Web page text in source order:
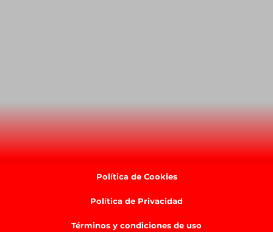
Política de Cookies
Política de Privacidad
Términos y condiciones de uso